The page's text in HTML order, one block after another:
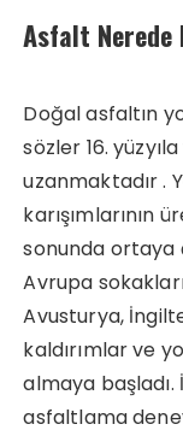
Asfalt Nerede
Doğal asfaltın
sözler 16.
uzanmaktadır .
karışımlarının
sonunda ortaya
Avrupa
Avusturya,
kaldırımlar ve
almaya
asfaltlama